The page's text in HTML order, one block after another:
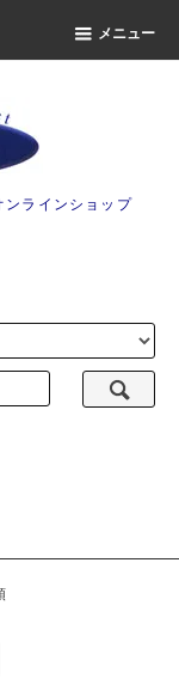
メニュー
ラインショップ